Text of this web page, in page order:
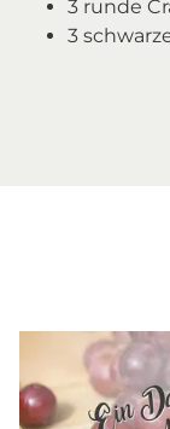
3 runde
3